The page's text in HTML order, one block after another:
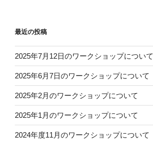
最近の投稿
2025年7月12日のワークショップについて
2025年6月7日のワークショップについて
2025年2月のワークショップについて
2025年1月のワークショップについて
2024年度11月のワークショップについて